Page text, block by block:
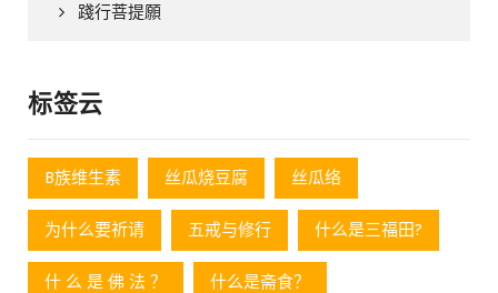
踐行菩提願
标签云
B族维生素 丝瓜烧豆腐 丝瓜络
为什么要祈请 五戒与修行 什么是三福田?
什 么 是 佛 法 ？ 什么是斋食？